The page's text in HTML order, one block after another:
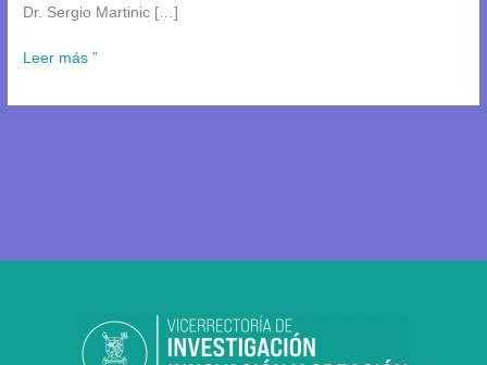
Dr. Sergio Martinic […]
crisis
Leer más ”